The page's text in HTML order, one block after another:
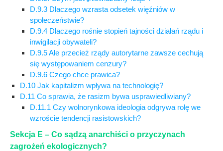
D.9.3 Dlaczego wzrasta odsetek więźniów w
społeczeństwie?
D.9.4 Dlaczego rośnie stopień tajności działań rządu i
inwigilacji obywateli?
D.9.5 Ale przecież rządy autorytarne zawsze cechują
się występowaniem cenzury?
D.9.6 Czego chce prawica?
D.10 Jak kapitalizm wpływa na technologię?
D.11 Co sprawia, że rasizm bywa usprawiedliwiany?
D.11.1 Czy wolnorynkowa ideologia odgrywa rolę we
wzroście tendencji rasistowskich?
Sekcja E – Co sądzą anarchiści o przyczynach
zagrożeń ekologicznych?